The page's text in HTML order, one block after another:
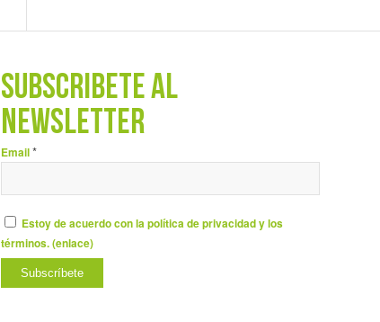
SUBSCRÍBETE AL
NEWSLETTER
Email*
Estoy de acuerdo con la política de privacidad y los
términos. (enlace)